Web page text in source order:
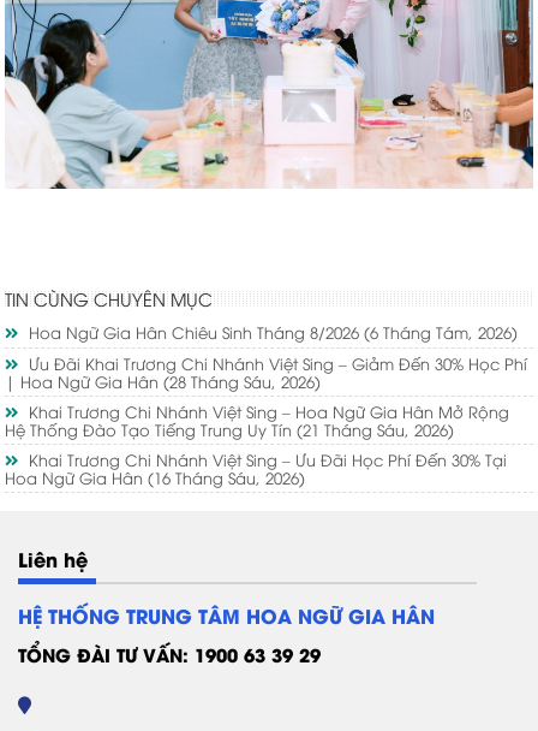
TIN CÙNG CHUYÊN MỤC
Hoa Ngữ Gia Hân Chiêu Sinh Tháng 8/2026(6 Tháng Tám, 2026)
Ưu Đãi Khai Trương Chi Nhánh Việt Sing – Giảm Đến 30% Học Phí
| Hoa Ngữ Gia Hân(28 Tháng Sáu, 2026)
Khai Trương Chi Nhánh Việt Sing – Hoa Ngữ Gia Hân Mở Rộng
Hệ Thống Đào Tạo Tiếng Trung Uy Tín(21 Tháng Sáu, 2026)
Khai Trương Chi Nhánh Việt Sing – Ưu Đãi Học Phí Đến 30% Tại
Hoa Ngữ Gia Hân(16 Tháng Sáu, 2026)
Liên hệ
HỆ THỐNG TRUNG TÂM HOA NGỮ GIA HÂN
TỔNG ĐÀI TƯ VẤN: 1900 63 39 29